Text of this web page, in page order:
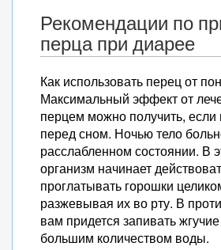
Рекомендации по
перца при диарее
Как использовать перец от
Максимальный эффект от
перцем можно получить, если
перед сном. Ночью тело
расслабленном состоянии. В
организм начинает
проглатывать горошки
разжевывая их во рту. В
вам придется запивать
большим количеством воды.